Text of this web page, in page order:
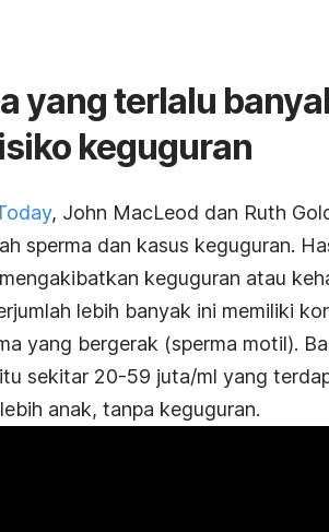
yang terlalu
keguguran
, John MacLeod dan Ruth
sperma dan kasus keguguran.
keguguran atau
lebih banyak ini memiliki
yang bergerak (sperma motil).
sekitar 20-59 juta/ml yang
anak, tanpa keguguran.